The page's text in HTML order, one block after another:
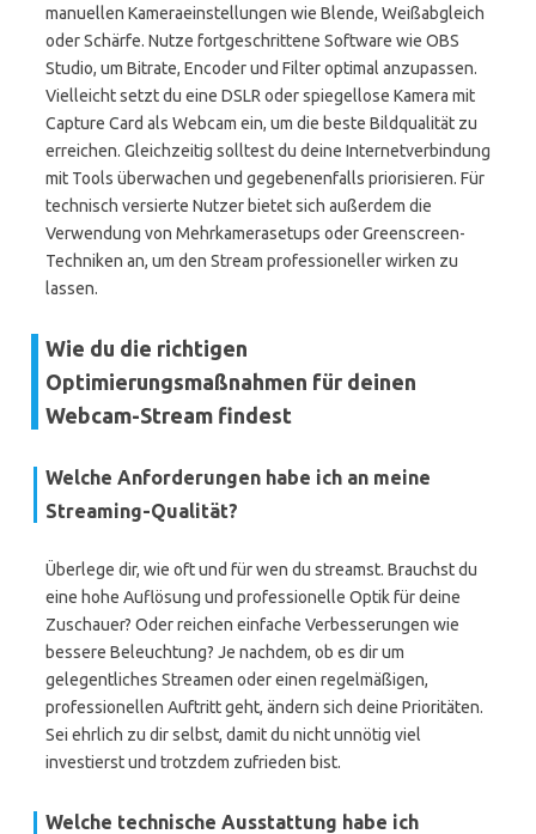
manuellen Kameraeinstellungen wie Blende, Weißabgleich
oder Schärfe. Nutze fortgeschrittene Software wie OBS
Studio, um Bitrate, Encoder und Filter optimal anzupassen.
Vielleicht setzt du eine DSLR oder spiegellose Kamera mit
Capture Card als Webcam ein, um die beste Bildqualität zu
erreichen. Gleichzeitig solltest du deine Internetverbindung
mit Tools überwachen und gegebenenfalls priorisieren. Für
technisch versierte Nutzer bietet sich außerdem die
Verwendung von Mehrkamerasetups oder Greenscreen-
Techniken an, um den Stream professioneller wirken zu
lassen.
Wie du die richtigen
Optimierungsmaßnahmen für deinen
Webcam-Stream findest
Welche Anforderungen habe ich an meine
Streaming-Qualität?
Überlege dir, wie oft und für wen du streamst. Brauchst du
eine hohe Auflösung und professionelle Optik für deine
Zuschauer? Oder reichen einfache Verbesserungen wie
bessere Beleuchtung? Je nachdem, ob es dir um
gelegentliches Streamen oder einen regelmäßigen,
professionellen Auftritt geht, ändern sich deine Prioritäten.
Sei ehrlich zu dir selbst, damit du nicht unnötig viel
investierst und trotzdem zufrieden bist.
Welche technische Ausstattung habe ich